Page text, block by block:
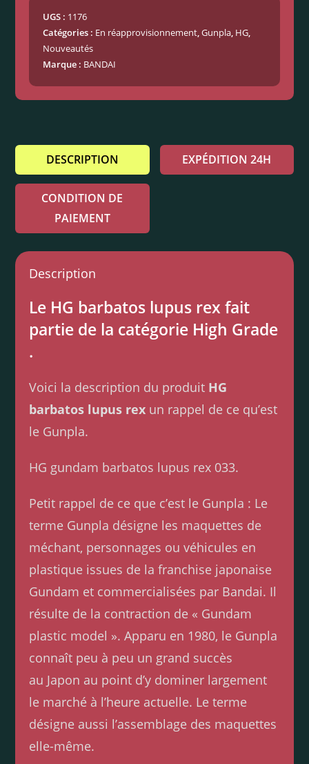
UGS : 1176
Catégories : En réapprovisionnement,Gunpla, HG,
Nouveautés
Marque : BANDAI
DESCRIPTION EXPÉDITION 24H
CONDITION DE
PAIEMENT
Description
Le HG barbatos lupus rex fait
partie de la catégorie High Grade
.
Voici la description du produit HG
barbatos lupus rex un rappel de ce qu’est
le Gunpla.
HG gundam barbatos lupus rex 033.
Petit rappel de ce que c’est le Gunpla : Le
terme Gunpla désigne les maquettes de
méchant, personnages ou véhicules en
plastique issues de la franchise japonaise
Gundam et commercialisées par Bandai. Il
résulte de la contraction de « Gundam
plastic model ». Apparu en 1980, le Gunpla
connaît peu à peu un grand succès
au Japon au point d’y dominer largement
le marché à l’heure actuelle. Le terme
désigne aussi l’assemblage des maquettes
elle-même.